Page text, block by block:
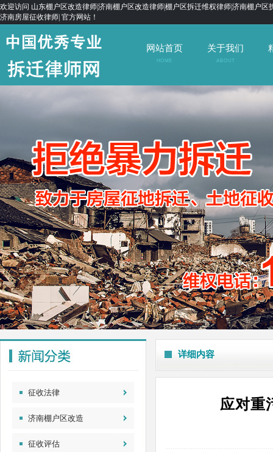
欢迎访问 山东棚户区改造律师|济南棚户区改造律师|棚户区拆迁维权律师|济南棚户区
济南房屋征收律师| 官方网站！
网站首页
HOME
关于我们
ABOUT
征收法律
济南棚户区改造
征收评估
详细内容
应对重